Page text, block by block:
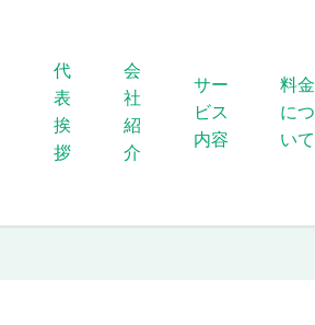
代
表
挨
拶
会
社
紹
介
サー
ビス
内容
料金
につ
いて